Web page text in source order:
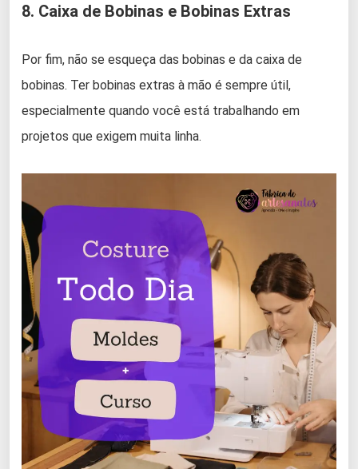
8. Caixa de Bobinas e Bobinas Extras
Por fim, não se esqueça das bobinas e da caixa de
bobinas. Ter bobinas extras à mão é sempre útil,
especialmente quando você está trabalhando em
projetos que exigem muita linha.